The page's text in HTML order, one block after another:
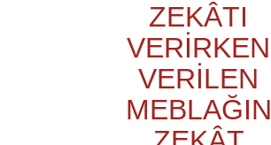
ZEKÂTI
VERİRKEN
VERİLEN
MEBLAĞIN